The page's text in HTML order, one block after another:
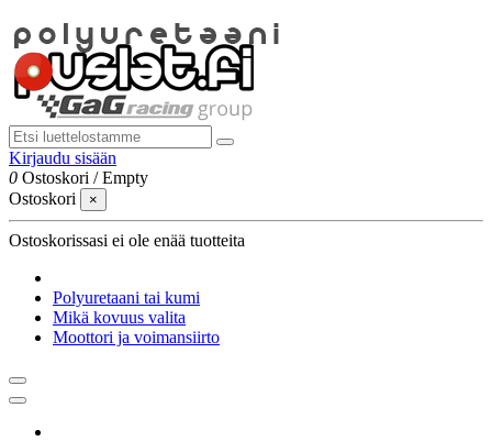
Kirjaudu sisään
0 Ostoskori /Empty
Ostoskori
×
Ostoskorissasi ei ole enää tuotteita
Polyuretaani tai kumi
Mikä kovuus valita
Moottori ja voimansiirto